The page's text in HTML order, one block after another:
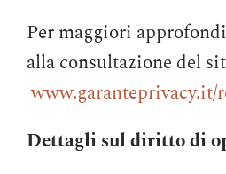
Per maggiori
alla consultazione del
www.garanteprivacy.it/
Dettagli sul diritto di